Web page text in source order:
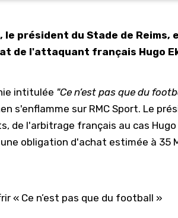
président du Stade de Reims,
de l'attaquant français Hugo
intitulée "Ce n’est pas que du
s'enflamme sur RMC Sport. Le
de l'arbitrage français au cas
obligation d'achat estimée à 35
« Ce n’est pas que du football »